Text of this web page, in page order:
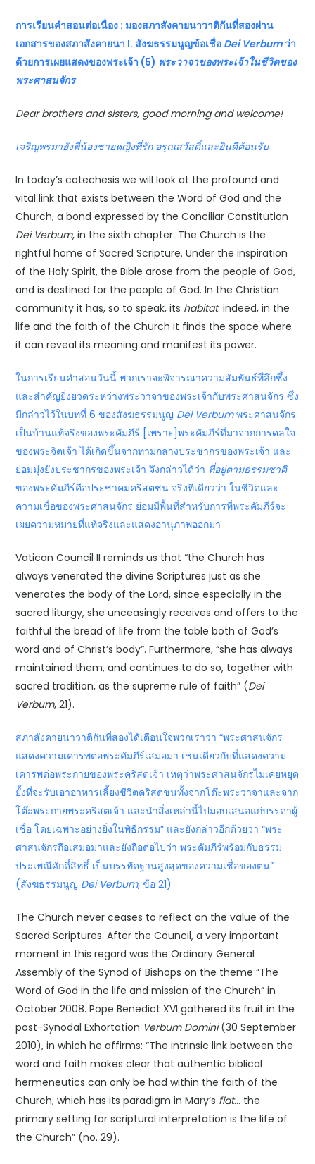
การเรียนคำสอนต่อเนื่อง : มองสภาสังคายนาวาติกันที่สองผ่าน
เอกสารของสภาสังคายนา I. สังฆธรรมนูญข้อเชื่อ Dei Verbumว่า
ด้วยการเผยแสดงของพระเจ้า (5) พระวาจาของพระเจ้าในชีวิตของ
พระศาสนจักร
Dear brothers and sisters, good morning and welcome!
เจริญพรมายังพี่น้องชายหญิงที่รัก อรุณสวัสดิ์และยินดีต้อนรับ
In today’s catechesis we will look at the profound and
vital link that exists between the Word of God and the
Church, a bond expressed by the Conciliar Constitution
Dei Verbum, in the sixth chapter. The Church is the
rightful home of Sacred Scripture. Under the inspiration
of the Holy Spirit, the Bible arose from the people of God,
and is destined for the people of God. In the Christian
community it has, so to speak, its habitat: indeed, in the
life and the faith of the Church it finds the space where
it can reveal its meaning and manifest its power.
ในการเรียนคำสอนวันนี้ พวกเราจะพิจารณาความสัมพันธ์ทึ่ลึกซึ้ง
และสำคัญยิ่งยวดระหว่างพระวาจาของพระเจ้ากับพระศาสนจักร ซึ่ง
มีกล่าวไว้ในบทที่ 6 ของสังฆธรรมนูญ Dei Verbumพระศาสนจักร
เป็นบ้านแท้จริงของพระคัมภีร์ [เพราะ]พระคัมภีร์ที่มาจากการดลใจ
ของพระจิตเจ้า ได้เกิดขึ้นจากท่ามกลางประชากรของพระเจ้า และ
ย่อมมุ่งยังประชากรของพระเจ้า จึงกล่าวได้ว่า ที่อยู่ตามธรรมชาติ
ของพระคัมภีร์คือประชาคมคริสตชน จริงทีเดียวว่า ในชีวิตและ
ความเชื่อของพระศาสนจักร ย่อมมีพื้นที่สำหรับการที่พระคัมภีร์จะ
เผยความหมายที่แท้จริงและแสดงอานุภาพออกมา
Vatican Council II reminds us that “the Church has
always venerated the divine Scriptures just as she
venerates the body of the Lord, since especially in the
sacred liturgy, she unceasingly receives and offers to the
faithful the bread of life from the table both of God’s
word and of Christ’s body”. Furthermore, “she has always
maintained them, and continues to do so, together with
sacred tradition, as the supreme rule of faith” (Dei
Verbum, 21).
สภาสังคายนาวาติกันที่สองได้เตือนใจพวกเราว่า “พระศาสนจักร
แสดงความเคารพต่อพระคัมภีร์เสมอมา เช่นเดียวกับที่แสดงความ
เคารพต่อพระกายของพระคริสตเจ้า เหตุว่าพระศาสนจักรไม่เคยหยุด
ยั้งที่จะรับเอาอาหารเลี้ยงชีวิตคริสตชนทั้งจากโต๊ะพระวาจาและจาก
โต๊ะพระกายพระคริสตเจ้า และนำสิ่งเหล่านี้ไปมอบเสนอแก่บรรดาผู้
เชื่อ โดยเฉพาะอย่างยิ่งในพิธีกรรม” และยังกล่าวอีกด้วยว่า “พระ
ศาสนจักรถือเสมอมาและยังถือต่อไปว่า พระคัมภีร์พร้อมกับธรรม
ประเพณีศักดิ์สิทธิ์ เป็นบรรทัดฐานสูงสุดของความเชื่อของตน”
(สังฆธรรมนูญ Dei Verbum, ข้อ 21)
The Church never ceases to reflect on the value of the
Sacred Scriptures. After the Council, a very important
moment in this regard was the Ordinary General
Assembly of the Synod of Bishops on the theme “The
Word of God in the life and mission of the Church” in
October 2008. Pope Benedict XVI gathered its fruit in the
post-Synodal Exhortation Verbum Domini(30 September
2010), in which he affirms: “The intrinsic link between the
word and faith makes clear that authentic biblical
hermeneutics can only be had within the faith of the
Church, which has its paradigm in Mary’s fiat… the
primary setting for scriptural interpretation is the life of
the Church” (no. 29).